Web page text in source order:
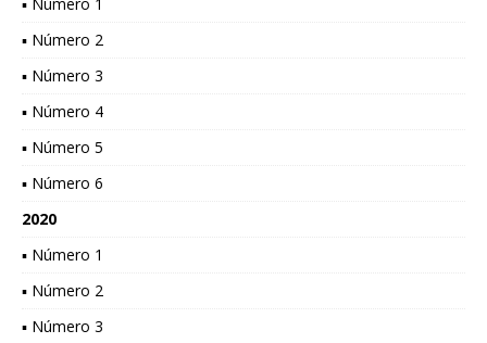
▪ Número 2
▪ Número 3
▪ Número 4
▪ Número 5
▪ Número 6
2020
▪ Número 1
▪ Número 2
▪ Número 3